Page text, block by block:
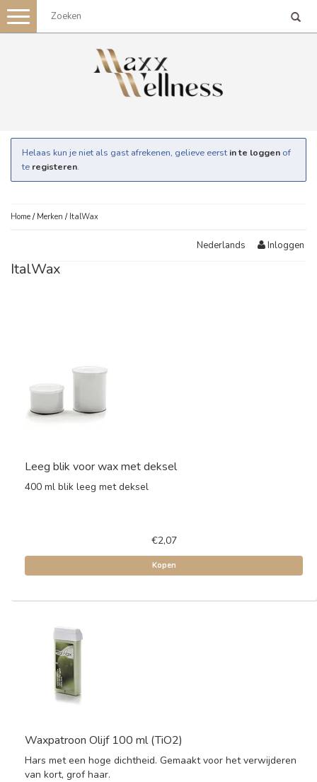
Toggle
navigation
Helaas kun je niet als gast afrekenen, gelieve eerst in te loggen of
te registeren.
Home / Merken / ItalWax
Nederlands Inloggen
ItalWax
Leeg blik voor wax met deksel
400 ml blik leeg met deksel
€2,07
Kopen
Waxpatroon Olijf 100 ml (TiO2)
Hars met een hoge dichtheid. Gemaakt voor het verwijderen
van kort, grof haar.